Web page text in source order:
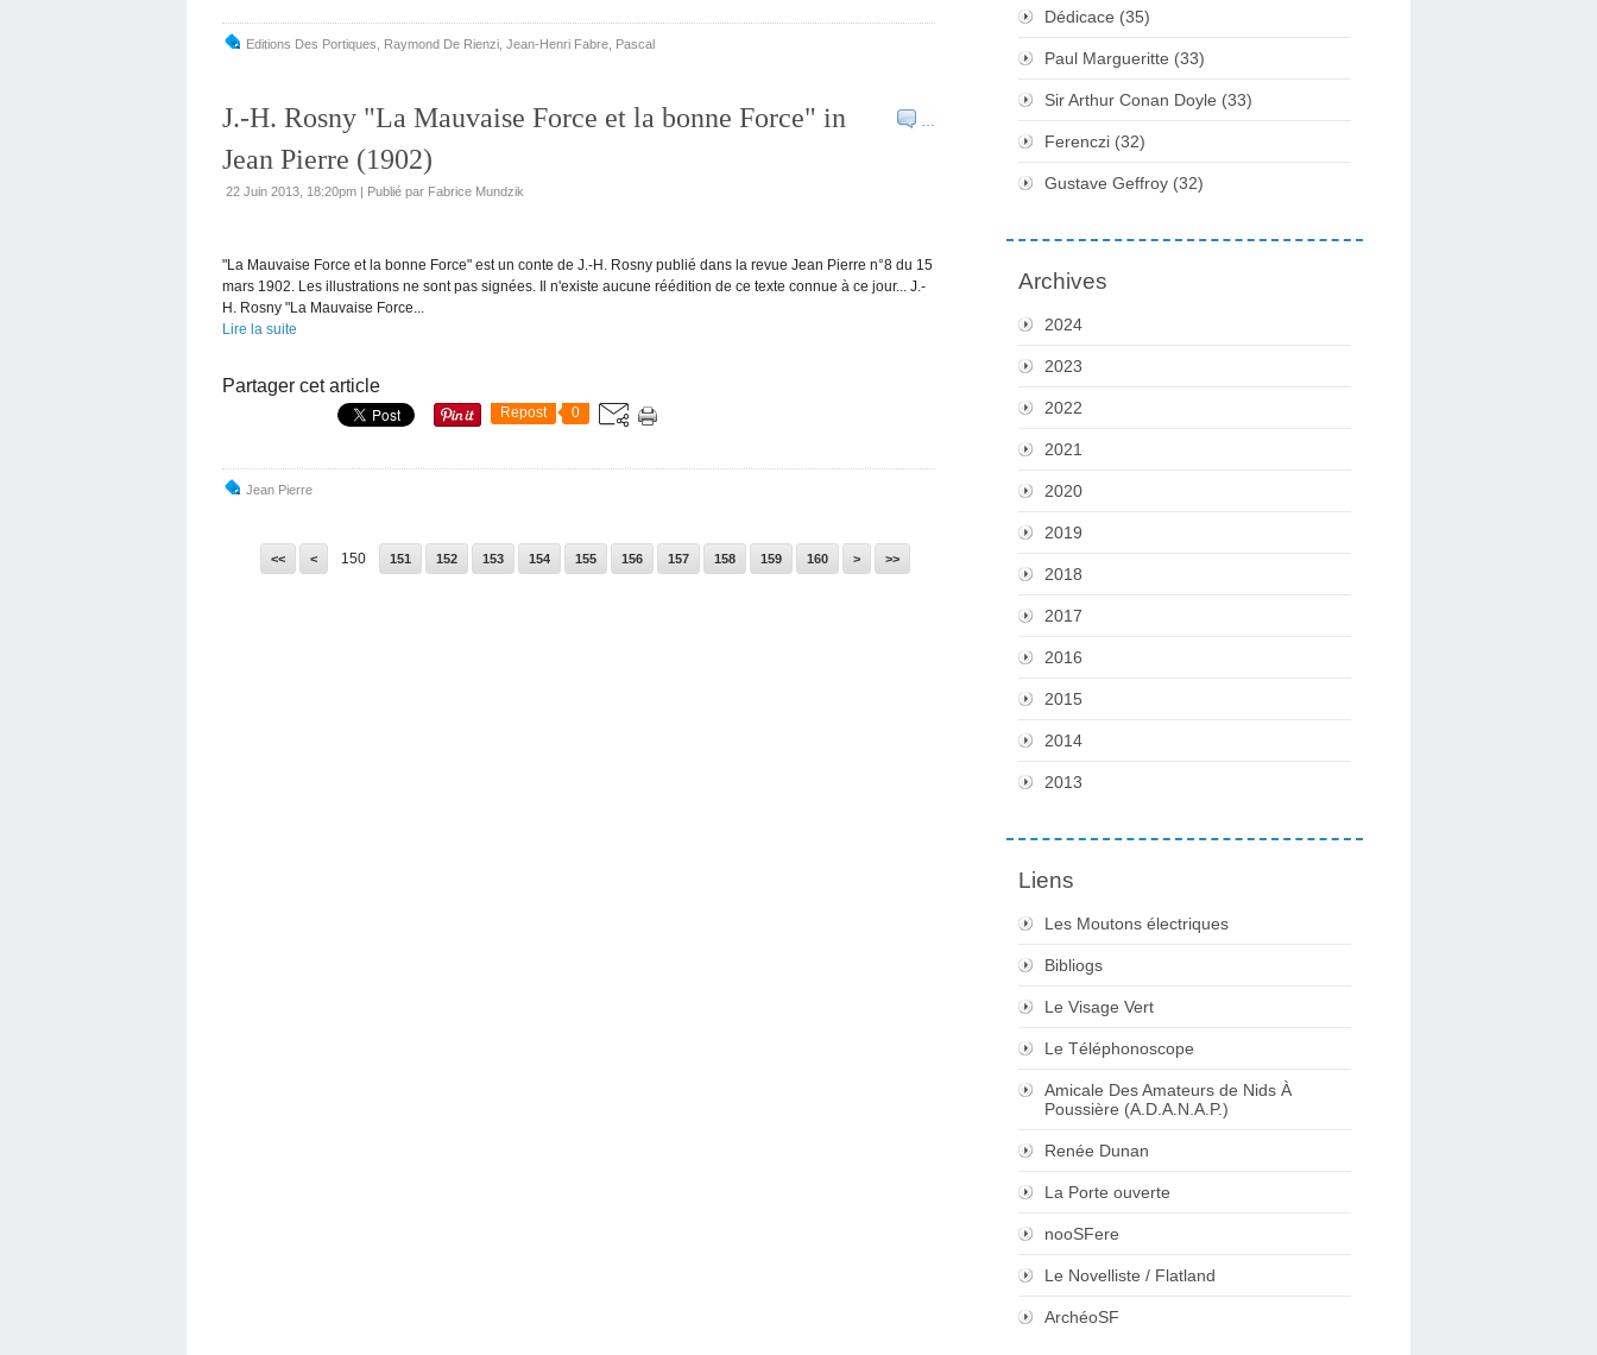
Editions Des Portiques Raymond De Rienzi Jean-Henri Fabre Pascal
…
J.-H. Rosny "La Mauvaise Force et la bonne Force" in
Jean Pierre (1902)
22 Juin 2013, 18:20pm | Publié par Fabrice Mundzik
"La Mauvaise Force et la bonne Force" est un conte de J.-H. Rosny publié dans la revue Jean Pierre n°8 du 15
mars 1902. Les illustrations ne sont pas signées. Il n'existe aucune réédition de ce texte connue à ce jour... J.-
H. Rosny "La Mauvaise Force...
Lire la suite
Partager cet article
Repost 0
Jean Pierre
<< < 100
110
120
130
140
150 151 152 153 154 155 156 157 158 159 160 170
180
190
200
> >>
Dédicace (35)
Paul Margueritte (33)
Sir Arthur Conan Doyle (33)
Ferenczi (32)
Gustave Geffroy (32)
Archives
2024
2023
2022
2021
2020
2019
2018
2017
2016
2015
2014
2013
Liens
Les Moutons électriques
Bibliogs
Le Visage Vert
Le Téléphonoscope
Amicale Des Amateurs de Nids À
Poussière (A.D.A.N.A.P.)
Renée Dunan
La Porte ouverte
nooSFere
Le Novelliste / Flatland
ArchéoSF